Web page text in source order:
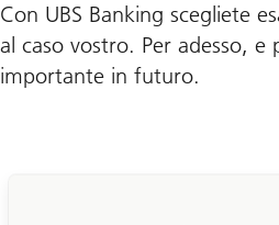
Con UBS Banking scegliete
al caso vostro. Per adesso,
importante in futuro.